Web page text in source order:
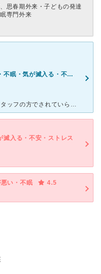
思春期外来・子どもの発達
専門外来
だるい・体調不良・寝つきが悪い・不眠・気が滅入る・不安・幻想・妄想・気分が異常に高揚している
こちらの病院は女医さんと女性受付スタッフの方でされていらっしゃる為、とても気持ち的に安心出来るクリニックでした。 博多駅からも1分も経たずに通えて利便性もとてもよく、外部からもクリニックに入ったのか
滅入る・不安・ストレス
い・不眠
4.5